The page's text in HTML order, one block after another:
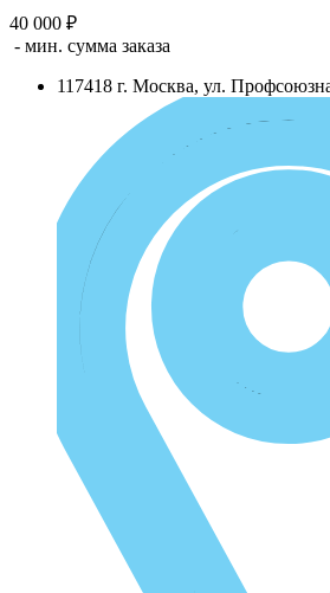
40 000 ₽
- мин. сумма заказа
117418 г. Москва, ул.